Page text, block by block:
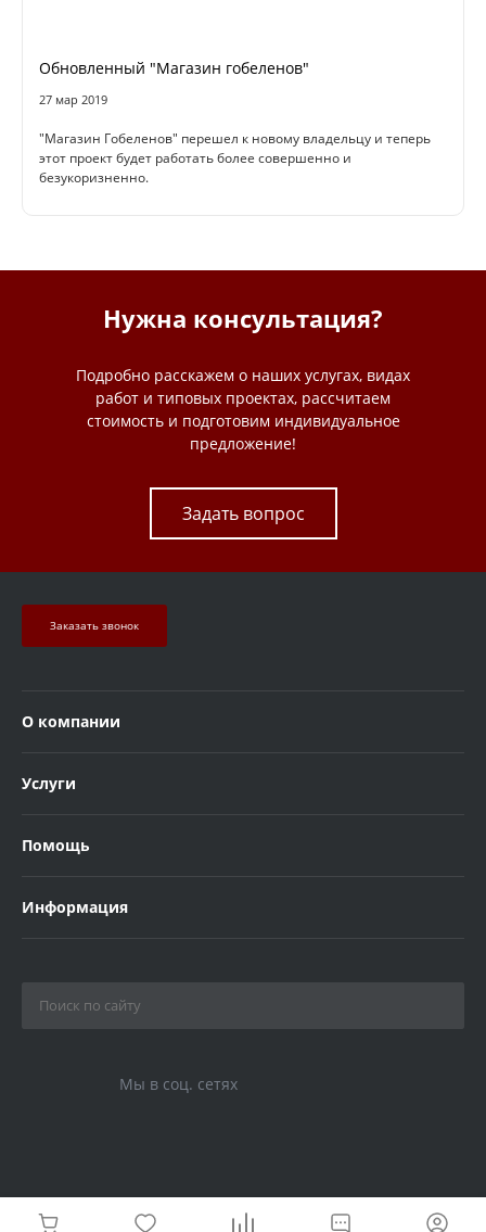
Обновленный "Магазин гобеленов"
27 мар 2019
"Магазин Гобеленов" перешел к новому владельцу и теперь
этот проект будет работать более совершенно и
безукоризненно.
Нужна консультация?
Подробно расскажем о наших услугах, видах
работ и типовых проектах, рассчитаем
стоимость и подготовим индивидуальное
предложение!
Задать вопрос
Заказать звонок
О компании
Услуги
Помощь
Информация
Мы в соц. сетях
© 2026 Магазин Гобеленов , Все права защищены